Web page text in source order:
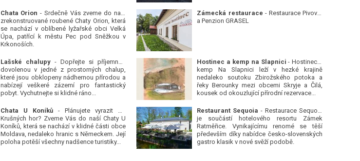
Chata Orion - Srdečně Vás zveme do naší
zrekonstruované roubené Chaty Orion, která
se nachází v oblíbené lyžařské obci Velká
Úpa, patřící k městu Pec pod Sněžkou v
Krkonoších.
Lašské chalupy- Dopřejte si příjemnou
dovolenou v jedné z prostorných chalup,
které jsou obklopeny nádhernou přírodou a
nabízejí veškeré zázemí pro fantastický
pobyt. Vychutnejte si klidné ráno...
Chata U Koníků- Plánujete vyrazit do
Krušných hor? Zveme Vás do naší Chaty U
Koníků, která se nachází v klidné části obce
Moldava, nedaleko hranic s Německem. Její
poloha potěší všechny nadšence turistiky...
Zámecká restaurace - Restaurace Pivovar
a Penzion GRASEL
Hostinec a kemp na Slapnici - Hostinec a
kemp Na Slapnici leží v hezké krajině
nedaleko soutoku Zbirožského potoka a
řeky Berounky mezi obcemi Skryje a Čilá,
kousek od okouzlující přírodní rezervace...
Restaurant Sequoia - Restaurace Sequoia
je součástí hotelového resortu Zámek
Ratměřice. Vynikajícímu renomé se těší
především díky nabídce česko-slovenských
gastro klasik v nové svěží podobě.